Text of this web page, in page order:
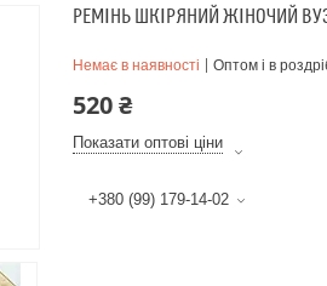
РЕМІНЬ ШКІРЯНИЙ ЖІНОЧИЙ
Немає в наявності Оптом і в
520 ₴
Показати оптові ціни
+380 (99) 179-14-02